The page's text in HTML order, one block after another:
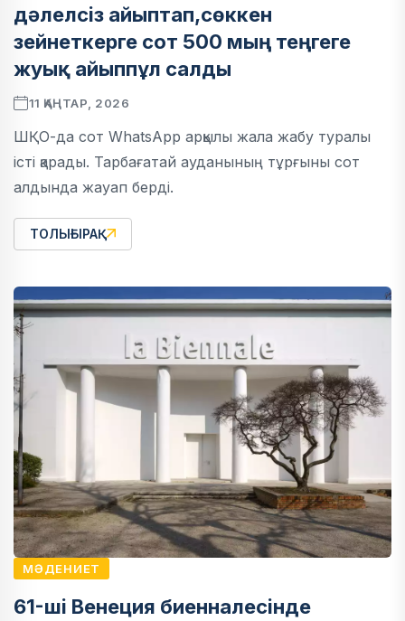
дәлелсіз айыптап,сөккен
зейнеткерге сот 500 мың теңгеге
жуық айыппұл салды
11 ҚАҢТАР, 2026
ШҚО-да сот WhatsApp арқылы жала жабу туралы
істі қарады. Тарбағатай ауданының тұрғыны сот
алдында жауап берді.
ТОЛЫҒЫРАҚ
МӘДЕНИЕТ
61-ші Венеция биенналесінде